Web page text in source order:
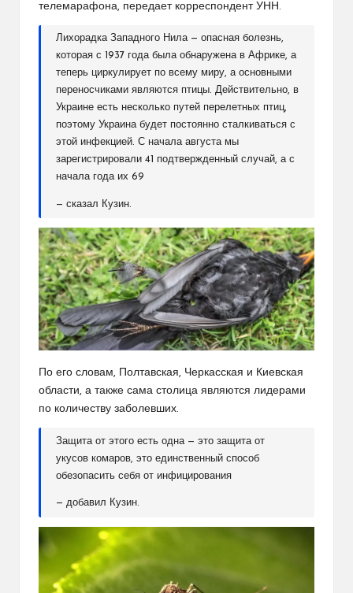
телемарафона, передает корреспондент УНН.
Лихорадка Западного Нила — опасная болезнь,
которая с 1937 года была обнаружена в Африке, а
теперь циркулирует по всему миру, а основными
переносчиками являются птицы. Действительно, в
Украине есть несколько путей перелетных птиц,
поэтому Украина будет постоянно сталкиваться с
этой инфекцией. С начала августа мы
зарегистрировали 41 подтвержденный случай, а с
начала года их 69
— сказал Кузин.
По его словам, Полтавская, Черкасская и Киевская
области, а также сама столица являются лидерами
по количеству заболевших.
Защита от этого есть одна — это защита от
укусов комаров, это единственный способ
обезопасить себя от инфицирования
— добавил Кузин.